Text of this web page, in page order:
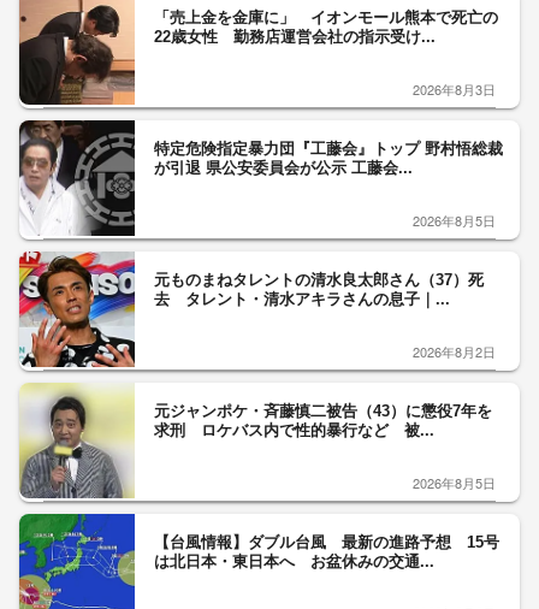
「売上金を金庫に」 イオンモール熊本で死亡の
22歳女性 勤務店運営会社の指示受け...
2026年8月3日
特定危険指定暴力団『工藤会』トップ 野村悟総裁
が引退 県公安委員会が公示 工藤会...
2026年8月5日
元ものまねタレントの清水良太郎さん（37）死
去 タレント・清水アキラさんの息子｜...
2026年8月2日
元ジャンポケ・斉藤慎二被告（43）に懲役7年を
求刑 ロケバス内で性的暴行など 被...
2026年8月5日
【台風情報】ダブル台風 最新の進路予想 15号
は北日本・東日本へ お盆休みの交通...